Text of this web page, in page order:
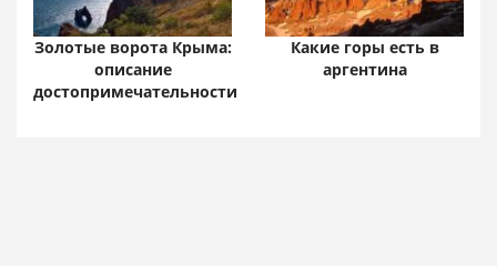
Золотые ворота Крыма:
описание
достопримечательности
Какие горы есть в
аргентина